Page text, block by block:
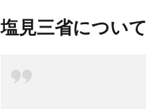
塩見三省について